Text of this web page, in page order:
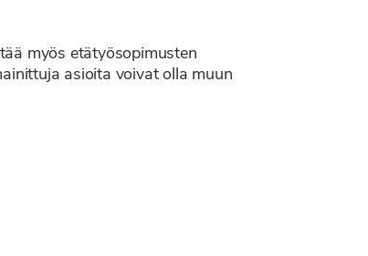
myös etätyösopimusten
asioita voivat olla muun